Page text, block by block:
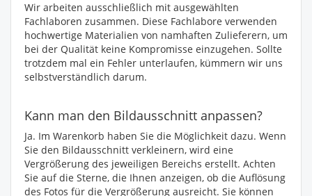
Wir arbeiten ausschließlich mit ausgewählten
Fachlaboren zusammen. Diese Fachlabore verwenden
hochwertige Materialien von namhaften Zulieferern, um
bei der Qualität keine Kompromisse einzugehen. Sollte
trotzdem mal ein Fehler unterlaufen, kümmern wir uns
selbstverständlich darum.
Kann man den Bildausschnitt anpassen?
Ja. Im Warenkorb haben Sie die Möglichkeit dazu. Wenn
Sie den Bildausschnitt verkleinern, wird eine
Vergrößerung des jeweiligen Bereichs erstellt. Achten
Sie auf die Sterne, die Ihnen anzeigen, ob die Auflösung
des Fotos für die Vergrößerung ausreicht. Sie können